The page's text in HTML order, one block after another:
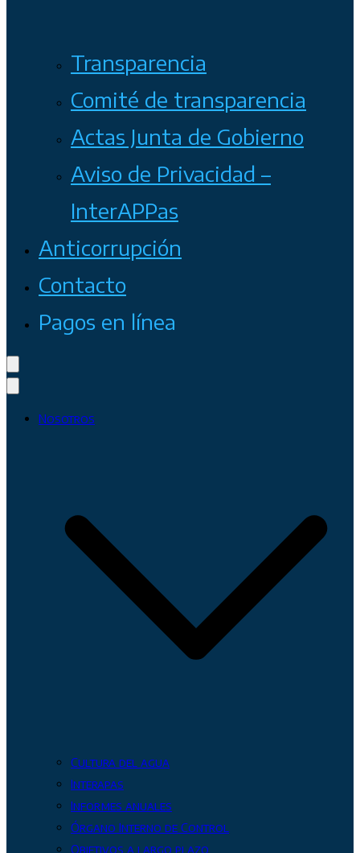
Transparencia
Comité de transparencia
Actas Junta de Gobierno
Aviso de Privacidad –
InterAPPas
Anticorrupción
Contacto
Pagos en línea
Nosotros
Cultura del agua
Interapas
Informes anuales
Órgano Interno de Control
Objetivos a largo plazo